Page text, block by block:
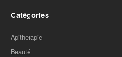
Catégories
Apitherapie
Beauté